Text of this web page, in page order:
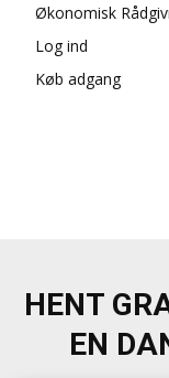
Økonomisk
Log ind
Køb adgang
HENT
EN